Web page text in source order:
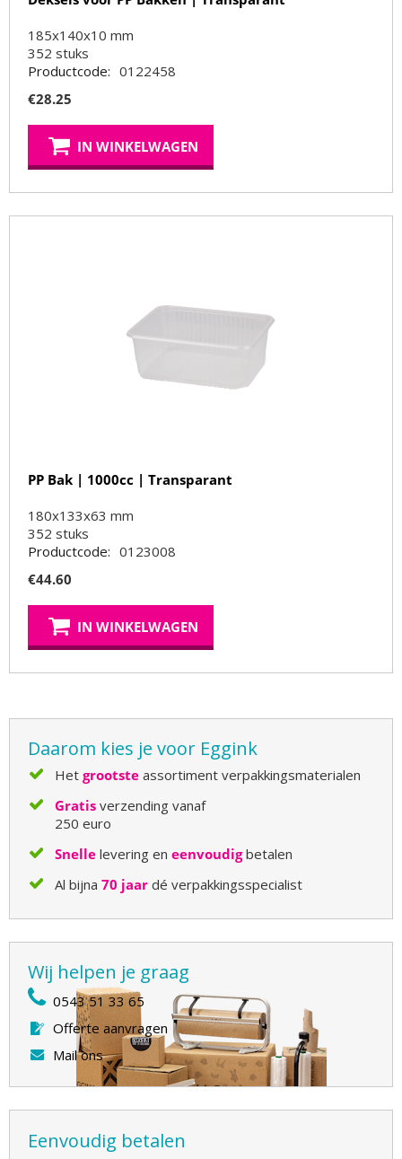
185x140x10 mm
352 stuks
Productcode: 0122458
€28.25
IN WINKELWAGEN
PP Bak | 1000cc | Transparant
180x133x63 mm
352 stuks
Productcode: 0123008
€44.60
IN WINKELWAGEN
Daarom kies je voor Eggink
Het grootste assortiment verpakkingsmaterialen
Gratis verzending vanaf
250 euro
Snelle levering en eenvoudigbetalen
Al bijna 70 jaar dé verpakkingsspecialist
Wij helpen je graag
0543 51 33 65
Offerte aanvragen
Mail ons
Eenvoudig betalen